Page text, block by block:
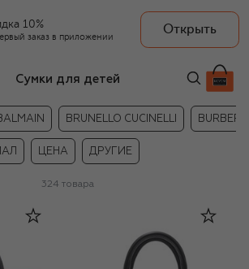
10%
заказ в приложении
Открыть
Сумки для детей
BRUNELLO CUCINELLI
ЦЕНА ДРУГИЕ
324 товара